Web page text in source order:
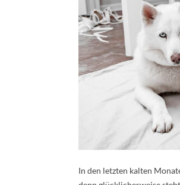
In den letzten kalten